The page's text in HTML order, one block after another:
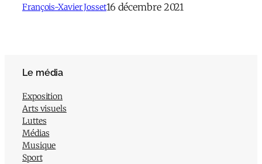
François-Xavier Josset16 décembre 2021
Le média
Exposition
Arts visuels
Luttes
Médias
Musique
Sport